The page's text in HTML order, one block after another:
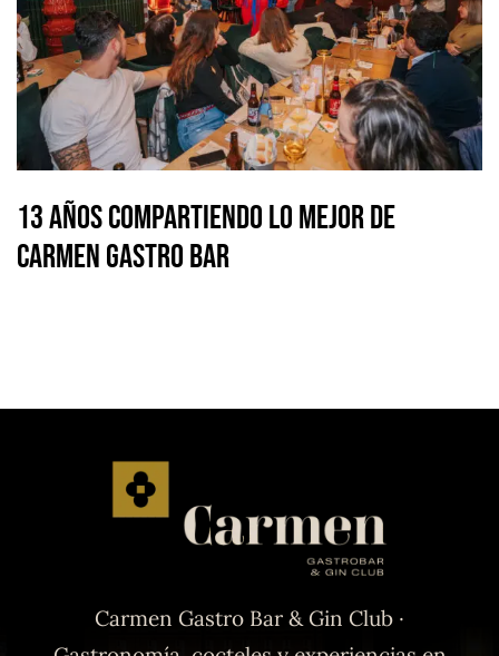
13 Años Compartiendo lo Mejor de
Carmen Gastro Bar
Carmen Gastro Bar & Gin Club ·